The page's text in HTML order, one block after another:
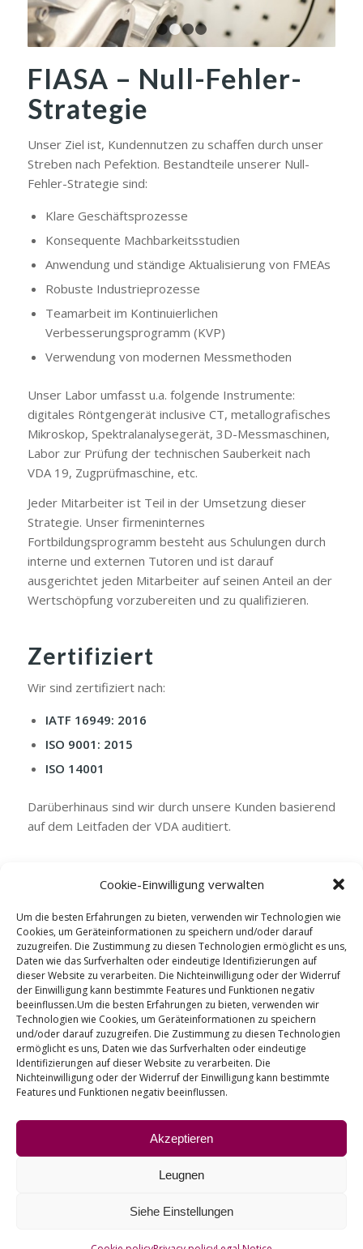
Cookie-Einwilligung verwalten
Um die besten Erfahrungen zu bieten, verwenden wir Technologien wie
Cookies, um Geräteinformationen zu speichern und/oder darauf
zuzugreifen. Die Zustimmung zu diesen Technologien ermöglicht es uns,
Daten wie das Surfverhalten oder eindeutige Identifizierungen auf
dieser Website zu verarbeiten. Die Nichteinwilligung oder der Widerruf
der Einwilligung kann bestimmte Features und Funktionen negativ
beeinflussen.Um die besten Erfahrungen zu bieten, verwenden wir
Technologien wie Cookies, um Geräteinformationen zu speichern
und/oder darauf zuzugreifen. Die Zustimmung zu diesen Technologien
ermöglicht es uns, Daten wie das Surfverhalten oder eindeutige
Identifizierungen auf dieser Website zu verarbeiten. Die
Nichteinwilligung oder der Widerruf der Einwilligung kann bestimmte
Features und Funktionen negativ beeinflussen.
Akzeptieren
Leugnen
Siehe Einstellungen
2
FIASA – Null-Fehler-
Strategie
Unser Ziel ist, Kundennutzen zu schaffen durch unser
Streben nach Pefektion. Bestandteile unserer Null-
Fehler-Strategie sind:
Klare Geschäftsprozesse
Konsequente Machbarkeitsstudien
Anwendung und ständige Aktualisierung von FMEAs
Robuste Industrieprozesse
Teamarbeit im Kontinuierlichen
Verbesserungsprogramm (KVP)
Verwendung von modernen Messmethoden
Unser Labor umfasst u.a. folgende Instrumente:
digitales Röntgengerät inclusive CT, metallografisches
Mikroskop, Spektralanalysegerät, 3D-Messmaschinen,
Labor zur Prüfung der technischen Sauberkeit nach
VDA 19, Zugprüfmaschine, etc.
Jeder Mitarbeiter ist Teil in der Umsetzung dieser
Strategie. Unser firmeninternes
Fortbildungsprogramm besteht aus Schulungen durch
interne und externen Tutoren und ist darauf
ausgerichtet jeden Mitarbeiter auf seinen Anteil an der
Wertschöpfung vorzubereiten und zu qualifizieren.
Zertifiziert
Wir sind zertifiziert nach:
IATF 16949: 2016
ISO 9001: 2015
ISO 14001
Darüberhinaus sind wir durch unsere Kunden basierend
auf dem Leitfaden der VDA auditiert.
WO WIR SIND
C/ La Haya, nº 12 – Polígono Industrial Subillabide
E-01230 – Nanclares de la Oca (Alava) – SPAIN
(+34) 945-361802
(+34) 945-371314
info@fiasa.es